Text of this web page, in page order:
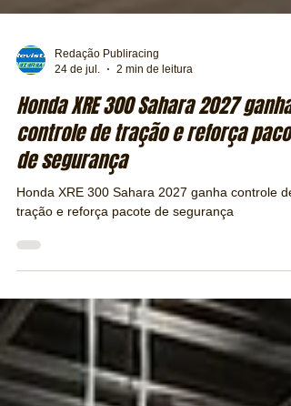
Redação Publiracing
24 de jul.
2 min de leitura
Honda XRE 300 Sahara 2027 ganha
controle de tração e reforça
de segurança